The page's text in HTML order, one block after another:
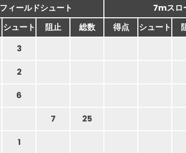
フィールドシュート
7mスロ
シュート 阻止 総数 得点 シュート
3
2
6
7 25
1